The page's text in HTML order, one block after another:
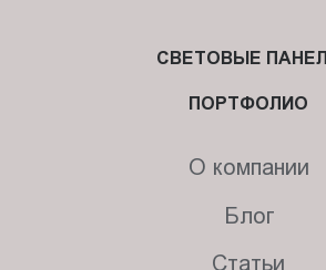
СВЕТОВЫЕ
ПОРТФОЛИО
О компании
Блог
Статьи